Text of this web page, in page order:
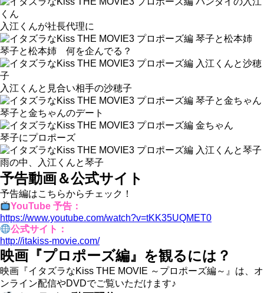
入江くんが社長代理に
琴子と松本姉 何を企んでる？
入江くんと見合い相手の沙穂子
琴子と金ちゃんのデート
琴子にプロポーズ
雨の中、入江くんと琴子
予告動画＆公式サイト
予告編はこちらからチェック！
YouTube 予告：
https://www.youtube.com/watch?v=tKK35UQMET0
公式サイト：
http://itakiss-movie.com/
映画『プロポーズ編』を観るには？
映画『イタズラなKiss THE MOVIE ～プロポーズ編～』は、オ
ンライン配信やDVDでご覧いただけます♪